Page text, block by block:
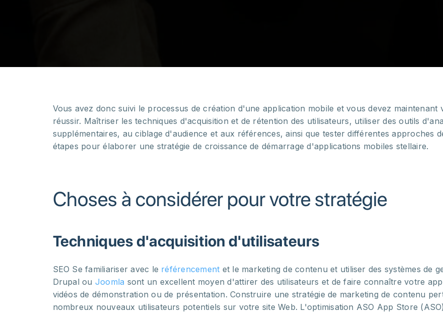
Vous avez donc suivi le processus de création d'une application mobile et vous devez
réussir. Maîtriser les techniques d'acquisition et de rétention des utilisateurs, utiliser des outils
supplémentaires, au ciblage d'audience et aux références, ainsi que tester différentes approches
étapes pour élaborer une stratégie de croissance de démarrage d'applications mobiles stellaire.
Choses à considérer pour votre stratégie
Techniques d'acquisition d'utilisateurs
SEO Se familiariser avec le référencement et le marketing de contenu et utiliser des systèmes de
Drupal ou Joomla sont un excellent moyen d'attirer des utilisateurs et de faire connaître votre
vidéos de démonstration ou de présentation. Construire une stratégie de marketing de contenu
nombreux nouveaux utilisateurs potentiels sur votre site Web. L'optimisation ASO App Store